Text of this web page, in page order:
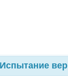
Испытание